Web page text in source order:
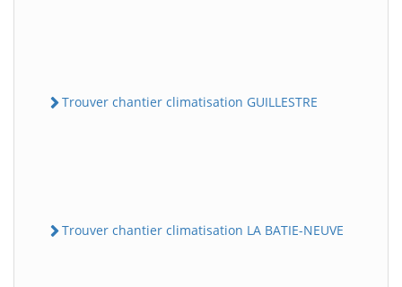
Trouver chantier climatisation GUILLESTRE
Trouver chantier climatisation LA BATIE-NEUVE